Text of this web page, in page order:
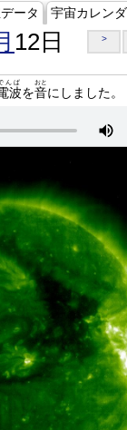
ータ 宇宙カレン
12日 >
波
んぱ
を音
おと
にしました。